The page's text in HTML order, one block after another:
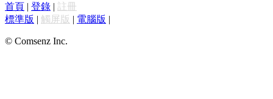
首頁 | 登錄 | 註冊
標準版 | 觸屏版 | 電腦版 |
© Comsenz Inc.